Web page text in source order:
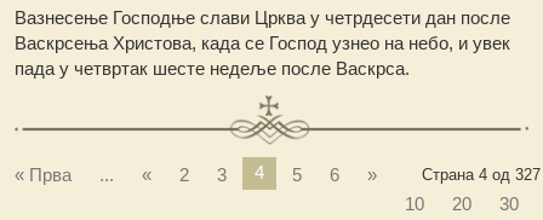
Вазнесење Господње слави Црква у четрдесети дан после
Васкрсења Христова, када се Господ узнео на небо, и увек
пада у четвртак шесте недеље после Васкрса.
Страна 4 од 327
« Прва ... « 2 3 4 5 6
»
10
20 30